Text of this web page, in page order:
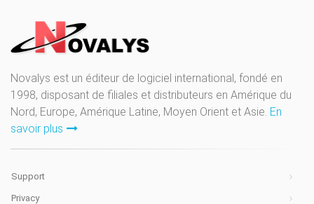
Novalys est un éditeur de logiciel international, fondé en
1998, disposant de filiales et distributeurs en Amérique du
Nord, Europe, Amérique Latine, Moyen Orient et Asie. En
savoir plus
Support
Privacy